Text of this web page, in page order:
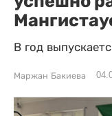
В год
Маржан Бакиева